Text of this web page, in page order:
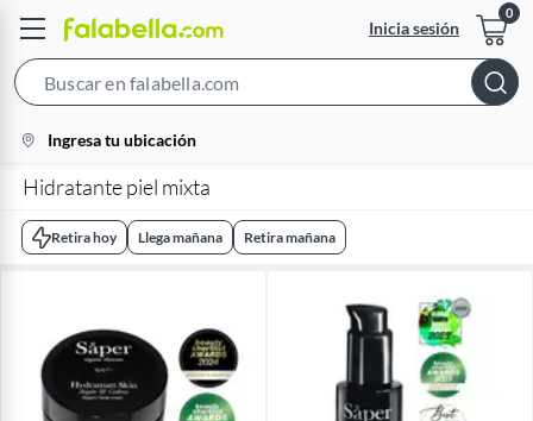
Inicia sesión
Bar
location-
icon
Ingresa tu ubicación
Hidratante piel mixta
Retira hoy Llega mañana Retira mañana